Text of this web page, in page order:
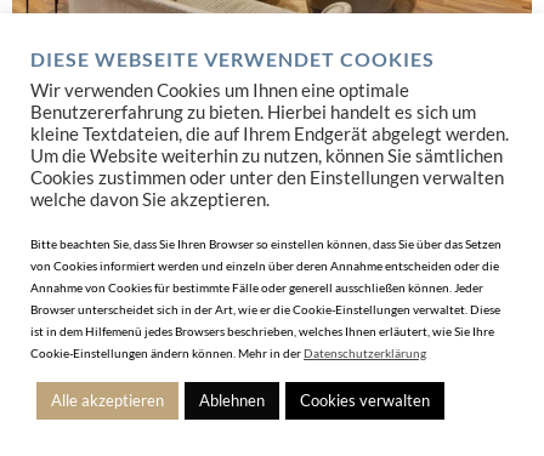
Diese Ladenbau Experten verfügen über das Know How
JETZT SUCHEN
DIESE WEBSEITE VERWENDET COOKIES
Wir verwenden Cookies um Ihnen eine optimale
Benutzererfahrung zu bieten. Hierbei handelt es sich um
kleine Textdateien, die auf Ihrem Endgerät abgelegt werden.
Um die Website weiterhin zu nutzen, können Sie sämtlichen
Cookies zustimmen oder unter den Einstellungen verwalten
welche davon Sie akzeptieren.
Bitte beachten Sie, dass Sie Ihren Browser so einstellen können, dass Sie über das Setzen
von Cookies informiert werden und einzeln über deren Annahme entscheiden oder die
Annahme von Cookies für bestimmte Fälle oder generell ausschließen können. Jeder
Browser unterscheidet sich in der Art, wie er die Cookie-Einstellungen verwaltet. Diese
ist in dem Hilfemenü jedes Browsers beschrieben, welches Ihnen erläutert, wie Sie Ihre
Cookie-Einstellungen ändern können. Mehr in derDatenschutzerklärung
Alle akzeptieren Ablehnen Cookies verwalten